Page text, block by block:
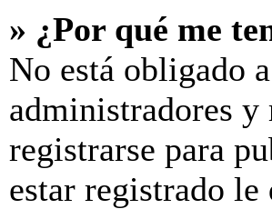
» ¿Por qué me
No está obligado
administradores y
registrarse para
estar registrado le